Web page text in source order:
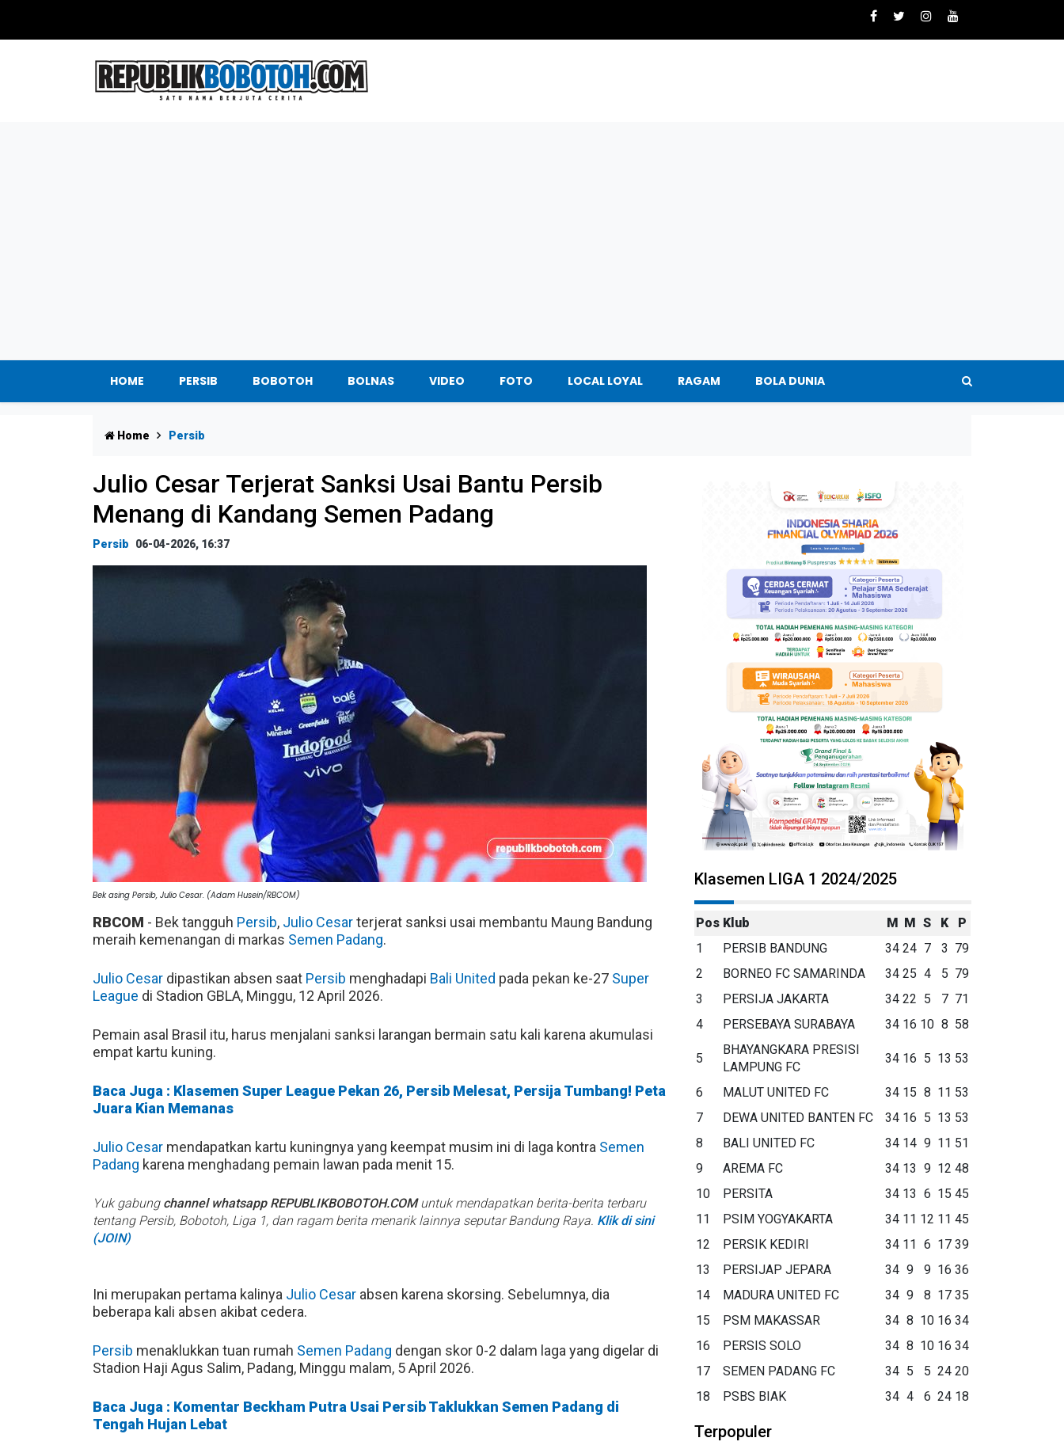
HOME PERSIB BOBOTOH BOLNAS VIDEO FOTO LOCAL LOYAL RAGAM BOLA DUNIA
Home Persib
Julio Cesar Terjerat Sanksi Usai Bantu Persib
Menang di Kandang Semen Padang
Persib 06-04-2026, 16:37
Bek asing Persib, Julio Cesar. (Adam Husein/RBCOM)
RBCOM - Bek tangguh Persib, Julio Cesarterjerat sanksi usai membantu Maung Bandung
meraih kemenangan di markas Semen Padang.
Julio Cesar dipastikan absen saat Persib menghadapi Bali United pada pekan ke-27 Super
League di Stadion GBLA, Minggu, 12 April 2026.
Pemain asal Brasil itu, harus menjalani sanksi larangan bermain satu kali karena akumulasi
empat kartu kuning.
Baca Juga : Klasemen Super League Pekan 26, Persib Melesat, Persija Tumbang! Peta
Juara Kian Memanas
Julio Cesar mendapatkan kartu kuningnya yang keempat musim ini di laga kontra Semen
Padang karena menghadang pemain lawan pada menit 15.
Yuk gabung channel whatsapp REPUBLIKBOBOTOH.COMuntuk mendapatkan berita-berita terbaru
tentang Persib, Bobotoh, Liga 1, dan ragam berita menarik lainnya seputar Bandung Raya. Klik di sini
(JOIN)
Ini merupakan pertama kalinya Julio Cesar absen karena skorsing. Sebelumnya, dia
beberapa kali absen akibat cedera.
Persib menaklukkan tuan rumah Semen Padang dengan skor 0-2 dalam laga yang digelar di
Stadion Haji Agus Salim, Padang, Minggu malam, 5 April 2026.
Baca Juga : Komentar Beckham Putra Usai Persib Taklukkan Semen Padang di
Tengah Hujan Lebat
Klasemen LIGA 1 2024/2025
Pos Klub M M S K
P
1
PERSIB BANDUNG 34 24 7 3 79
2
BORNEO FC SAMARINDA 34 25 4 5 79
3
PERSIJA JAKARTA 34 22 5 7 71
4
PERSEBAYA SURABAYA 34 16 10 8 58
5
BHAYANGKARA PRESISI
LAMPUNG FC
34 16 5 13 53
6 MALUT UNITED FC 34 15 8 11 53
7
DEWA UNITED BANTEN FC 34 16 5 13 53
8
BALI UNITED FC 34 14 9 11 51
9
AREMA FC 34 13 9 12 48
10
PERSITA 34 13 6 15 45
11
PSIM YOGYAKARTA 34 11 12 11 45
12
PERSIK KEDIRI 34 11 6 17 39
13
PERSIJAP JEPARA 34 9 9 16 36
14
MADURA UNITED FC 34 9 8 17 35
15
PSM MAKASSAR 34 8 10 16 34
16
PERSIS SOLO 34 8 10 16 34
17
SEMEN PADANG FC 34 5 5 24 20
18
PSBS BIAK 34 4 6 24 18
Terpopuler